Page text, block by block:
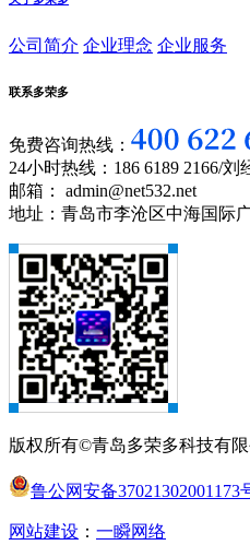
公司简介 企业理念 企业服务
联系多荣多
免费咨询热线：
24小时热线：186 6189 2166/刘
邮箱： admin@net532.net
地址：青岛市李沧区中海国际
版权所有©青岛多荣多科技有限
鲁公网安备37021302001173
网站建设 ： 一瞬网络